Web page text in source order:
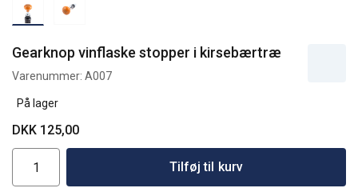
Gearknop vinflaske stopper i kirsebærtræ
Varenummer: A007
På lager
DKK 125,00
Tilføj til kurv